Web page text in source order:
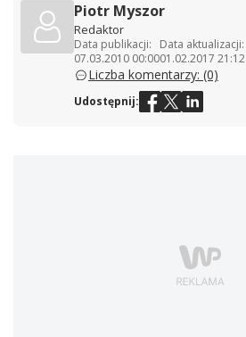
Piotr Myszor
Redaktor
Data publikacji:
07.03.2010 00:00
Data aktualizacji:
01.02.2017 21:12
Liczba komentarzy: (0)
Udostępnij: